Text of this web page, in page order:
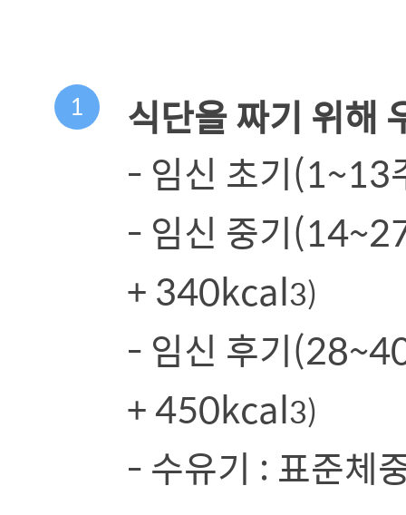
1
식단을 짜기 위해
- 임신 초기(1~13
- 임신 중기
+ 340kcal3)
- 임신 후기
+ 450kcal3)
- 수유기 : 표준체